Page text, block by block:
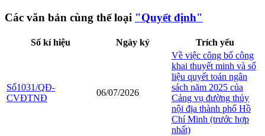
Các văn bản cùng thể loại "Quyết định"
Số kí hiệu Ngày ký Trích yếu
Số1031/QĐ-
CVĐTNĐ
06/07/2026
Về việc công bố công
khai thuyết minh và số
liệu quyết toán ngân
sách năm 2025 của
Cảng vụ đường thủy
nội địa thành phố Hồ
Chí Minh (trước hợp
nhất)